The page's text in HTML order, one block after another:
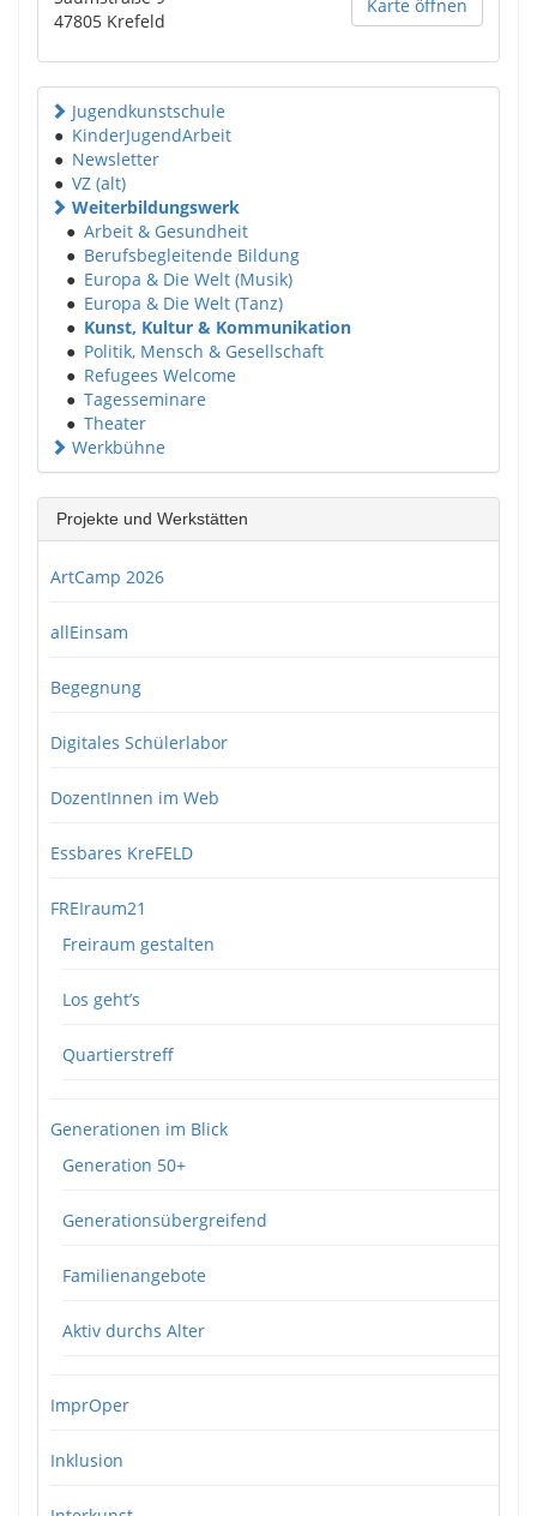
Karte öffnen
47805 Krefeld
Jugendkunstschule
● KinderJugendArbeit
● Newsletter
● VZ (alt)
Weiterbildungswerk
● Arbeit & Gesundheit
● Berufsbegleitende Bildung
● Europa & Die Welt (Musik)
● Europa & Die Welt (Tanz)
● Kunst, Kultur & Kommunikation
● Politik, Mensch & Gesellschaft
● Refugees Welcome
● Tagesseminare
● Theater
Werkbühne
Projekte und Werkstätten
ArtCamp 2026
allEinsam
Begegnung
Digitales Schülerlabor
DozentInnen im Web
Essbares KreFELD
FREIraum21
Freiraum gestalten
Los geht’s
Quartierstreff
Generationen im Blick
Generation 50+
Generationsübergreifend
Familienangebote
Aktiv durchs Alter
ImprOper
Inklusion